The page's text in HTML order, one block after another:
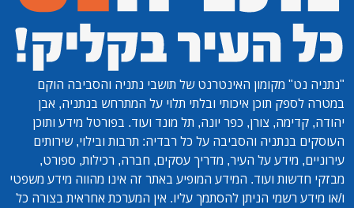
"נתניה נט" מקומון האינטרנט של תושבי נתניה והסביבה הוקם
במטרה לספק תוכן איכותי ובלתי תלוי על המתרחש בנתניה, אבן
יהודה, קדימה, צורן, כפר יונה, תל מונד ועוד. בפורטל מידע ותוכן
העוסקים בנתניה והסביבה על כל רבדיה: תרבות ובילוי, שירותים
עירוניים, מידע על העיר, מדריך עסקים, חברה, רכילות, ספורט,
מבזקי חדשות ועוד. המידע המופיע באתר זה אינו מהווה מידע משפטי
ו/או מידע רשמי הניתן להסתמך עליו. אין המערכת אחראית בצורה כל